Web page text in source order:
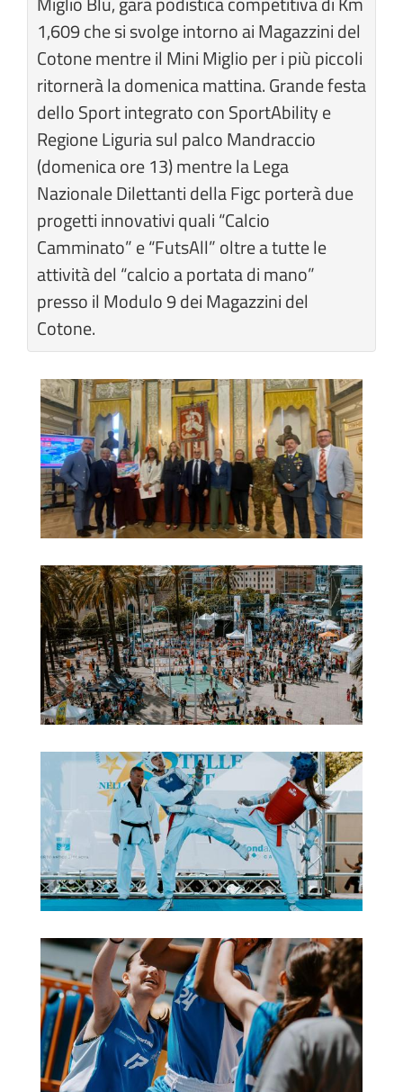
1,609 che si svolge intorno ai Magazzini del
Cotone mentre il Mini Miglio per i più piccoli
ritornerà la domenica mattina. Grande festa
dello Sport integrato con SportAbility e
Regione Liguria sul palco Mandraccio
(domenica ore 13) mentre la Lega
Nazionale Dilettanti della Figc porterà due
progetti innovativi quali “Calcio
Camminato” e “FutsAll” oltre a tutte le
attività del “calcio a portata di mano”
presso il Modulo 9 dei Magazzini del
Cotone.